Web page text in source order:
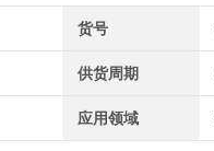
货号
供货周期
应用领域